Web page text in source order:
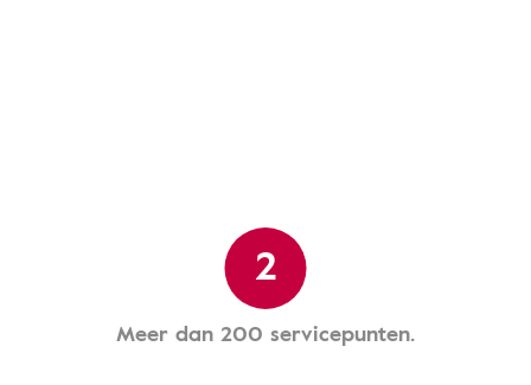
2
Meer dan 200 servicepunten.